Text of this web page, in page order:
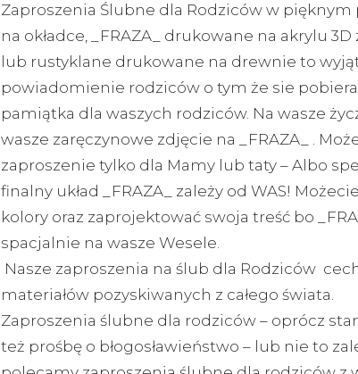
Zaproszenia Ślubne dla Rodziców w
na okładce, _FRAZA_ drukowane na akrylu
lub rustyklane drukowane na drewnie to
powiadomienie rodziców o tym że sie
pamiątka dla waszych rodziców. Na wasze
wasze zaręczynowe zdjęcie na _FRAZA_ .
zaproszenie tylko dla Mamy lub taty – Albo
finalny układ _FRAZA_ zależy od WAS!
kolory oraz zaprojektować swoja treść bo
spacjalnie na wasze Wesele.
Nasze zaproszenia na ślub dla Rodziców
materiałów pozyskiwanych z całego świata.
Zaproszenia ślubne dla rodziców – oprócz
też prośbę o błogosławieństwo – lub nie to